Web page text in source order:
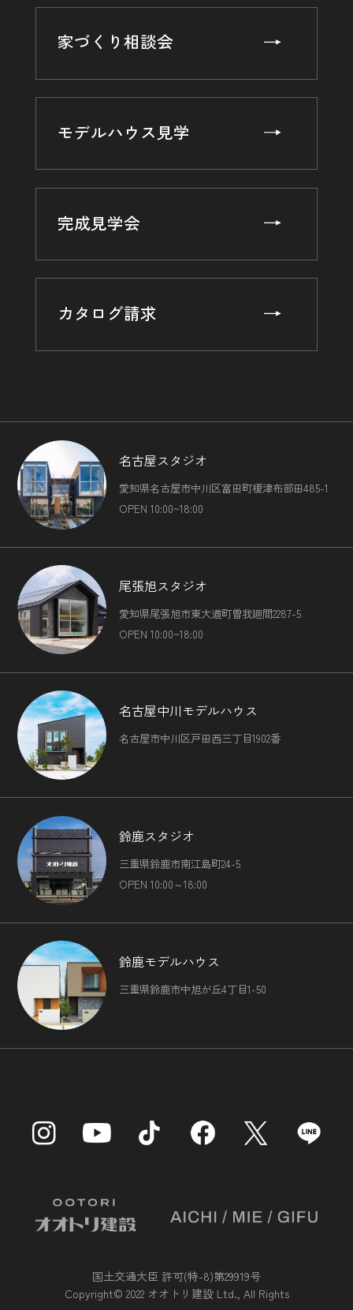
家づくり相談会
モデルハウス見学
完成見学会
カタログ請求
名古屋スタジオ
愛知県名古屋市中川区富田町榎津布部田485-1
OPEN 10:00~18:00
尾張旭スタジオ
愛知県尾張旭市東大道町曽我廻間2287-5
OPEN 10:00~18:00
名古屋中川モデルハウス
名古屋市中川区戸田西三丁目1902番
鈴鹿スタジオ
三重県鈴鹿市南江島町24-5
OPEN 10:00～18:00
鈴鹿モデルハウス
三重県鈴鹿市中旭が丘4丁目1-50
国土交通大臣 許可(特-8)第29919号
Copyright© 2022 オオトリ建設 Ltd., All Rights